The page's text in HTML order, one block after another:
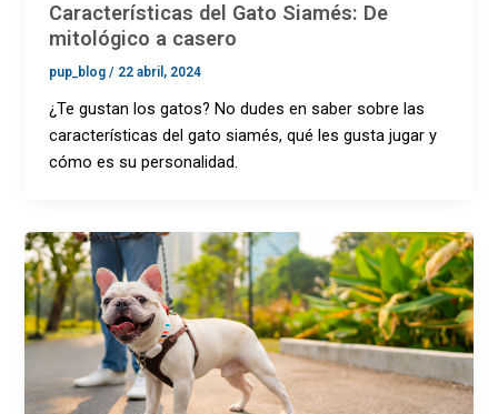
Características del Gato Siamés: De
mitológico a casero
pup_blog/ 22 abril, 2024
¿Te gustan los gatos? No dudes en saber sobre las
características del gato siamés, qué les gusta jugar y
cómo es su personalidad.